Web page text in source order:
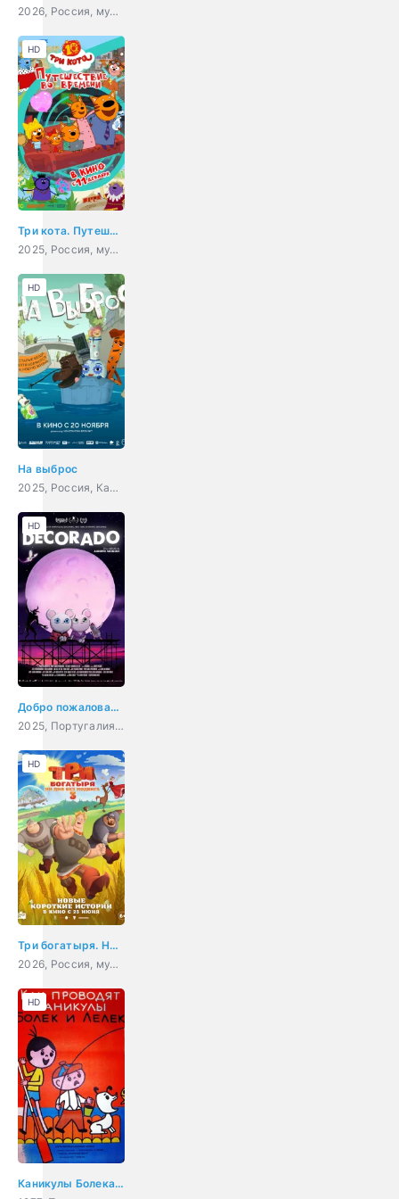
2026, Россия, мультфильм, семейный, приключения
Три кота. Путешествие во времени
2025, Россия, мультфильм, детский
HD
На выброс
2025, Россия, Канада, мультфильм, приключения
HD
Добро пожаловать в Декорадо
2025, Португалия, Испания, мультфильм, ужасы, фэнтези, комедия
HD
Три богатыря. Ни дня без подвига 3
2026, Россия, мультфильм, приключения, фэнтези, семейный
HD
Каникулы Болека и Лёлека
HD